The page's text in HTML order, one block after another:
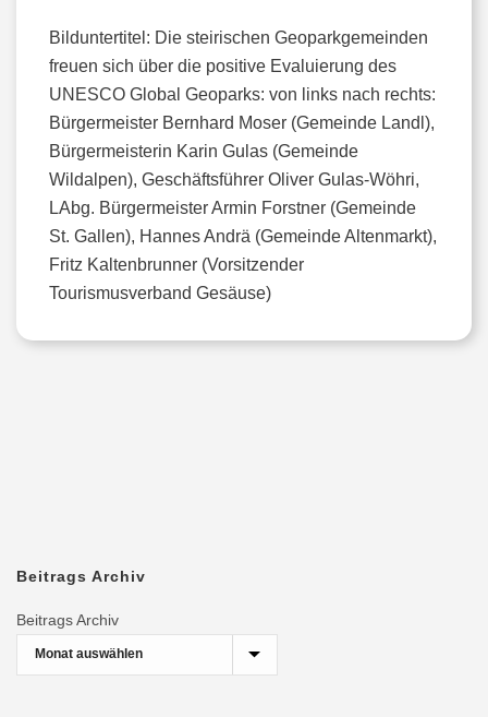
Bilduntertitel: Die steirischen Geoparkgemeinden
freuen sich über die positive Evaluierung des
UNESCO Global Geoparks: von links nach rechts:
Bürgermeister Bernhard Moser (Gemeinde Landl),
Bürgermeisterin Karin Gulas (Gemeinde
Wildalpen), Geschäftsführer Oliver Gulas-Wöhri,
LAbg. Bürgermeister Armin Forstner (Gemeinde
St. Gallen), Hannes Andrä (Gemeinde Altenmarkt),
Fritz Kaltenbrunner (Vorsitzender
Tourismusverband Gesäuse)
Beitrags Archiv
Beitrags Archiv